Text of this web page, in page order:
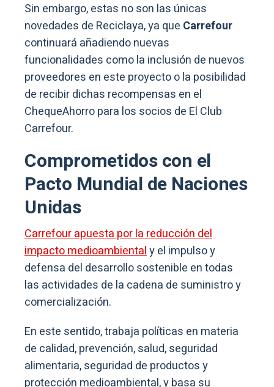
Sin embargo, estas no son las únicas
novedades de Reciclaya, ya que Carrefour
continuará añadiendo nuevas
funcionalidades como la inclusión de nuevos
proveedores en este proyecto o la posibilidad
de recibir dichas recompensas en el
ChequeAhorro para los socios de El Club
Carrefour.
Comprometidos con el
Pacto Mundial de Naciones
Unidas
Carrefour apuesta por la reducción del
impacto medioambientaly el impulso y
defensa del desarrollo sostenible en todas
las actividades de la cadena de suministro y
comercialización.
En este sentido, trabaja políticas en materia
de calidad, prevención, salud, seguridad
alimentaria, seguridad de productos y
protección medioambiental, y basa su